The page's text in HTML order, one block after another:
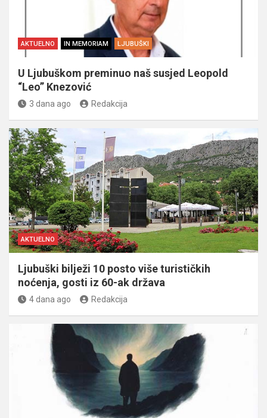
AKTUELNO IN MEMORIAM LJUBUŠKI
U Ljubuškom preminuo naš susjed Leopold
“Leo” Knezović
3 dana ago Redakcija
AKTUELNO
Ljubuški bilježi 10 posto više turističkih
noćenja, gosti iz 60-ak država
4 dana ago Redakcija